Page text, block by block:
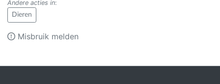
Andere acties in:
Dieren
Misbruik melden